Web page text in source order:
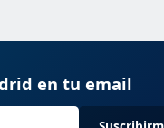
en tu email